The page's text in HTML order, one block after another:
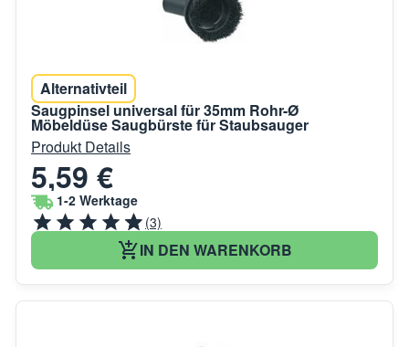
Alternativteil
Saugpinsel universal für 35mm Rohr-Ø
Möbeldüse Saugbürste für Staubsauger
Produkt Details
5,59 €
1-2 Werktage
(3)
IN DEN WARENKORB